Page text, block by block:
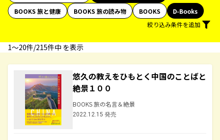
BOOKS 旅と健康
BOOKS 旅の読み物 BOOKS
D-Books
絞り込み条件を追加
1〜20件/215件中 を表示
悠久の教えをひもとく中国のことばと
絶景１００
BOOKS 旅の名言＆絶景
2022.12.15 発売